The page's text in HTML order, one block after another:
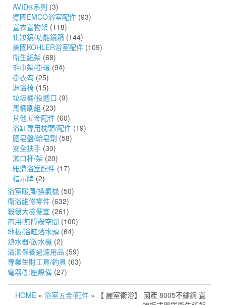
AVID®系列 (3)
德國EMCO浴室配件 (93)
置衣置物架 (118)
化妝鏡/功能鏡箱 (144)
美國KOHLER浴室配件 (109)
衛生紙架 (68)
毛巾架/掛環 (94)
掛衣勾 (25)
淋浴椅 (15)
垃圾桶/投遞口 (9)
馬桶刷組 (23)
其他五金配件 (60)
浴缸專用枕頭/配件 (19)
肥皂盤/給皂劑 (58)
安全扶手 (30)
漱口杯/架 (20)
雅鼎浴室配件 (17)
指示牌 (2)
浴室暖風/換氣機 (50)
衛浴維修零件 (632)
殺很大撿便宜 (261)
商用/無障礙空間 (100)
地板/浴缸落水頭 (64)
熱水器/飲水機 (2)
清潔保養過濾用品 (59)
專業生財工具/釣具 (63)
電器/加壓設備 (27)
HOME » 浴室五金/配件 » 【 麗室衛浴】 國產 8005不鏽鋼 置